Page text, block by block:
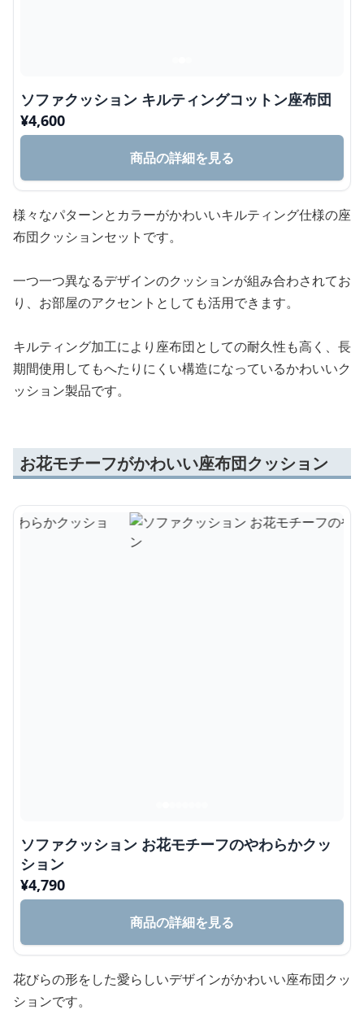
ソファクッション キルティングコットン座布団
¥4,600
商品の詳細を見る
様々なパターンとカラーがかわいいキルティング仕様の座
布団クッションセットです。
一つ一つ異なるデザインのクッションが組み合わされてお
り、お部屋のアクセントとしても活用できます。
キルティング加工により座布団としての耐久性も高く、長
期間使用してもへたりにくい構造になっているかわいいク
ッション製品です。
お花モチーフがかわいい座布団クッション
ソファクッション お花モチーフのやわらかクッ
ション
¥4,790
商品の詳細を見る
花びらの形をした愛らしいデザインがかわいい座布団クッ
ションです。